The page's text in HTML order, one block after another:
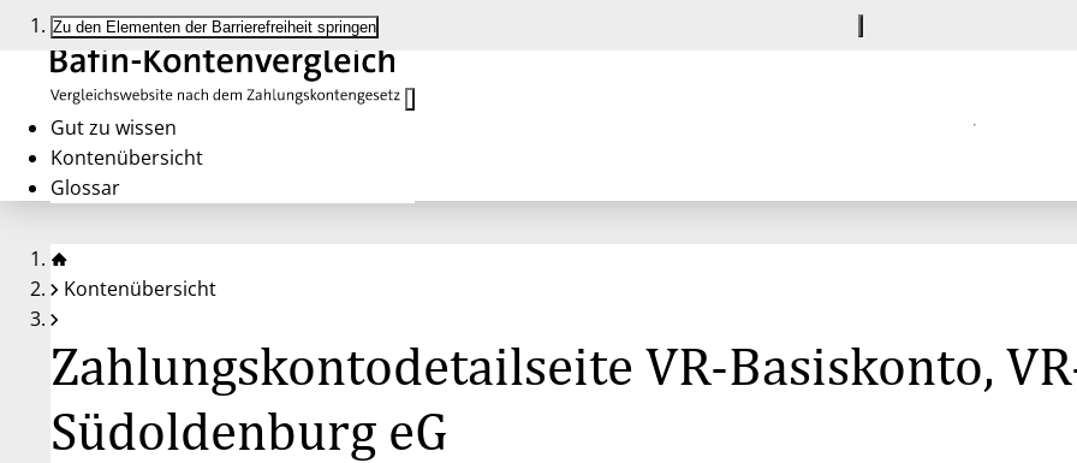
Zu den Elementen der Barrierefreiheit springen
Gut zu wissen
Kontenübersicht
Glossar
Kontenübersicht
Zahlungskontodetailseite VR-Basiskonto,
Südoldenburg eG